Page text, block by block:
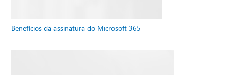
Benefícios da assinatura do Microsoft 365